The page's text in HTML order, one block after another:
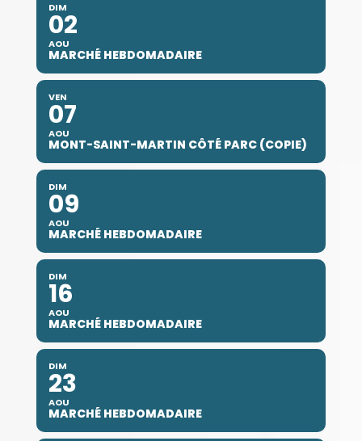
DIM
02
AOU
MARCHÉ HEBDOMADAIRE
VEN
07
AOU
MONT-SAINT-MARTIN CÔTÉ PARC (COPIE)
DIM
09
AOU
MARCHÉ HEBDOMADAIRE
DIM
16
AOU
MARCHÉ HEBDOMADAIRE
DIM
23
AOU
MARCHÉ HEBDOMADAIRE